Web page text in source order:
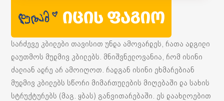
სარძევე კბილები თავისით უნდა ამოვარდეს, რათა ადგილი
დაუთმოს მუდმივ კბილებს. მნიშვნელოვანია, რომ ისინი
ძალიან ადრე არ ამოიღოთ. რადგან ისინი ეხმარებიან
მუდმივ კბილებს სწორი მიმართულების მიღებაში და სახის
სტრუქტურებს (მაგ. ყბას) განვითარებაში. ეს დაახლოებით